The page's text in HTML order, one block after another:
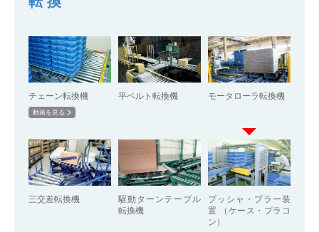
チェーン転換機
動画を見る
平ベルト転換機 モータローラ転換機
三交差転換機
駆動ターンテーブル
転換機
プッシャ・プラー装
置 （ケース・プラコ
ン）